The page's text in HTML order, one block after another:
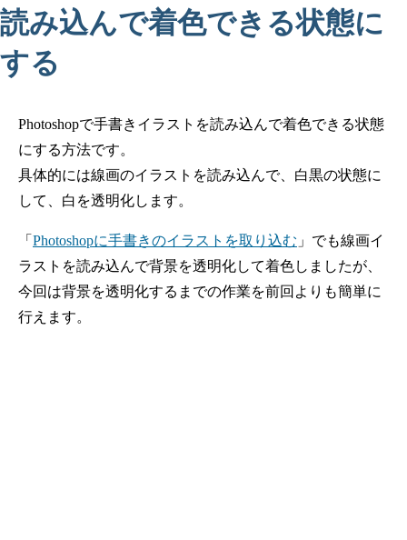
読み込んで着色できる状態に
する
Photoshopで手書きイラストを読み込んで着色できる状態
にする方法です。
具体的には線画のイラストを読み込んで、白黒の状態に
して、白を透明化します。
「 Photoshopに手書きのイラストを取り込む 」でも線画イ
ラストを読み込んで背景を透明化して着色しましたが、
今回は背景を透明化するまでの作業を前回よりも簡単に
行えます。